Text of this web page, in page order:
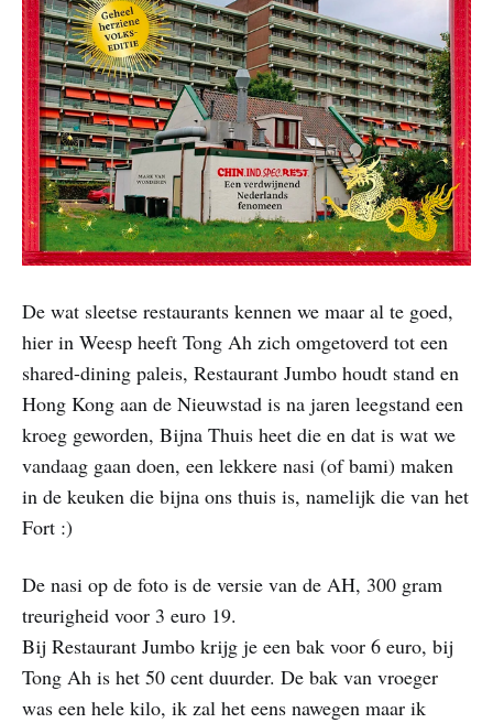
De wat sleetse restaurants kennen we maar al te goed,
hier in Weesp heeft Tong Ah zich omgetoverd tot een
shared-dining paleis, Restaurant Jumbo houdt stand en
Hong Kong aan de Nieuwstad is na jaren leegstand een
kroeg geworden, Bijna Thuis heet die en dat is wat we
vandaag gaan doen, een lekkere nasi (of bami) maken
in de keuken die bijna ons thuis is, namelijk die van het
Fort :)
De nasi op de foto is de versie van de AH, 300 gram
treurigheid voor 3 euro 19.
Bij Restaurant Jumbo krijg je een bak voor 6 euro, bij
Tong Ah is het 50 cent duurder. De bak van vroeger
was een hele kilo, ik zal het eens nawegen maar ik